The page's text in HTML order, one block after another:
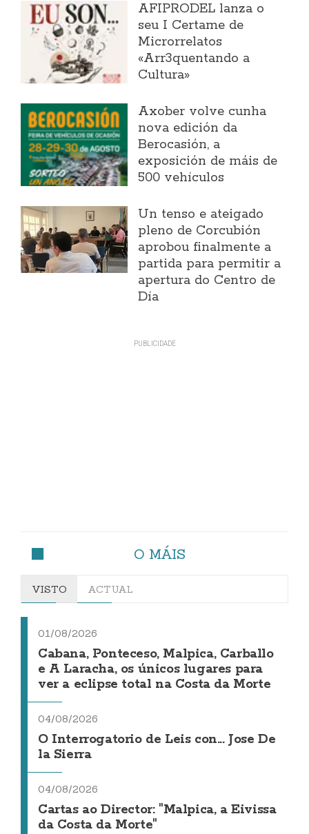
AFIPRODEL lanza o
seu I Certame de
Microrrelatos
«Arr3quentando a
Cultura»
Axober volve cunha
nova edición da
Berocasión, a
exposición de máis de
500 vehículos
Un tenso e ateigado
pleno de Corcubión
aprobou finalmente a
partida para permitir a
apertura do Centro de
Día
O MÁIS
VISTO ACTUAL
01/08/2026
Cabana, Ponteceso, Malpica, Carballo
e A Laracha, os únicos lugares para
ver a eclipse total na Costa da Morte
04/08/2026
O Interrogatorio de Leis con... Jose De
la Sierra
04/08/2026
Cartas ao Director: "Malpica, a Eivissa
da Costa da Morte"